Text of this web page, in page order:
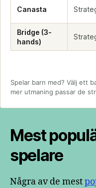
Canasta
Bridge (3-
hands)
Spelar barn med? Välj ett
mer utmaning passar de
Mest
spelare
Några av de mest